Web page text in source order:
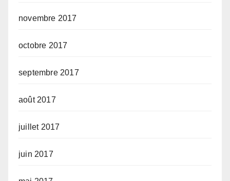
novembre 2017
octobre 2017
septembre 2017
août 2017
juillet 2017
juin 2017